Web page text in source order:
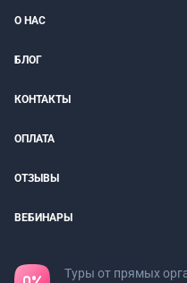
О НАС
БЛОГ
КОНТАКТЫ
ОПЛАТА
ОТЗЫВЫ
ВЕБИНАРЫ
Туры от прямых